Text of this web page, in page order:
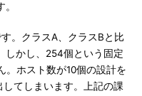
。クラスA、クラスBと比
しかし、254個という固定
。ホスト数が10個の設計を
てしまいます。上記の課